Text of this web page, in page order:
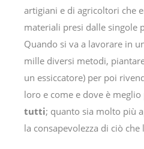
artigiani e di agricoltori che
materiali presi dalle singole
Quando si va a lavorare in
mille diversi metodi,
un essiccatore) per poi
loro e come e dove è
tutti; quanto sia molto più
la consapevolezza di ciò che